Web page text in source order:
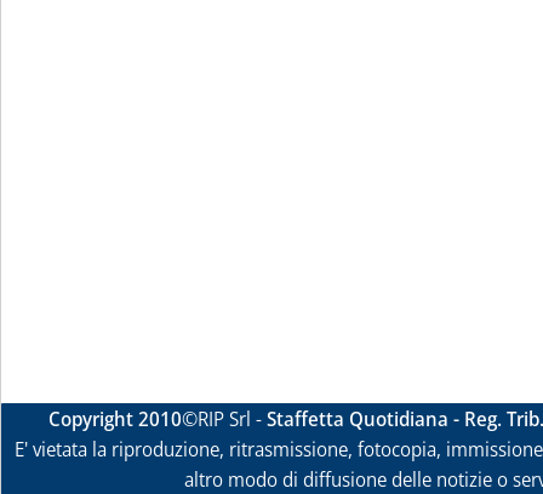
Copyright 2010©RIP Srl -Staffetta Quotidiana - Reg.
E' vietata la riproduzione, ritrasmissione, fotocopia,
altro modo di diffusione delle notizie o